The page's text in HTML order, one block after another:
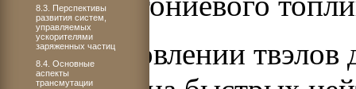
При изготовлении
8.3. Перспективы
развития систем,
управляемых
ускорителями
заряженных частиц
8.4. Основные
аспекты
трансмутации